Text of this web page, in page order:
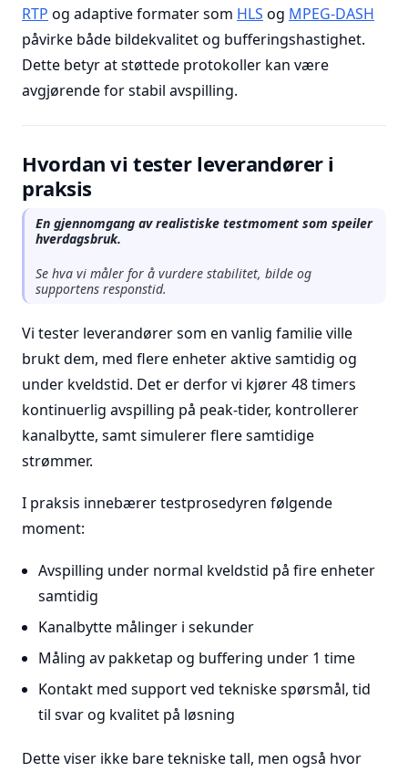
RTP og adaptive formater som HLS og MPEG-DASH
påvirke både bildekvalitet og bufferingshastighet.
Dette betyr at støttede protokoller kan være
avgjørende for stabil avspilling.
Hvordan vi tester leverandører i
praksis
En gjennomgang av realistiske testmoment som speiler
hverdagsbruk.
Se hva vi måler for å vurdere stabilitet, bilde og
supportens responstid.
Vi tester leverandører som en vanlig familie ville
brukt dem, med flere enheter aktive samtidig og
under kveldstid. Det er derfor vi kjører 48 timers
kontinuerlig avspilling på peak-tider, kontrollerer
kanalbytte, samt simulerer flere samtidige
strømmer.
I praksis innebærer testprosedyren følgende
moment:
Avspilling under normal kveldstid på fire enheter
samtidig
Kanalbytte målinger i sekunder
Måling av pakketap og buffering under 1 time
Kontakt med support ved tekniske spørsmål, tid
til svar og kvalitet på løsning
Dette viser ikke bare tekniske tall, men også hvor